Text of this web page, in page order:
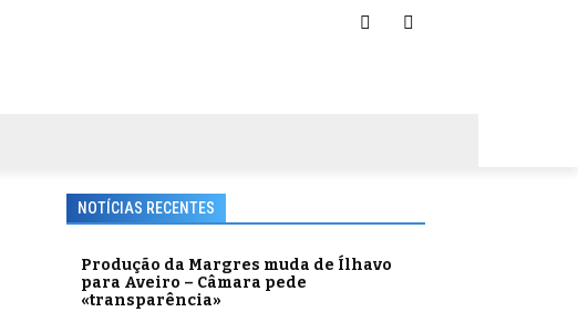
NOTÍCIAS RECENTES
Produção da Margres muda de Ílhavo
para Aveiro – Câmara pede
«transparência»